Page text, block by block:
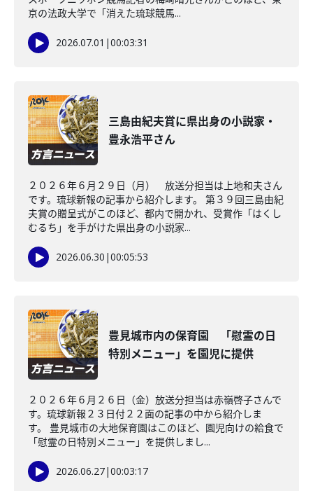
京の法政大学で「消えた琉球競馬...
2026.07.01 |00:03:31
三島由紀夫賞に県出身の小説家・
豊永浩平さん
２０２６年６月２９日（月） 放送分担当は上地和夫さん
です。琉球新報の記事から紹介します。 第３９回三島由紀
夫賞の贈呈式がこのほど、都内で開かれ、受賞作「はくし
むるち」を手がけた県出身の小説家...
2026.06.30 |00:05:53
豊見城市内の保育園 「慰霊の日
特別メニュー」を園児に提供
２０２６年６月２６日（金）放送分担当は赤嶺啓子さんで
す。琉球新報２３日付２２面の記事の中から紹介しま
す。 豊見城市の大地保育園はこのほど、園児向けの給食で
「慰霊の日特別メニュー」を提供しまし...
2026.06.27|00:03:17